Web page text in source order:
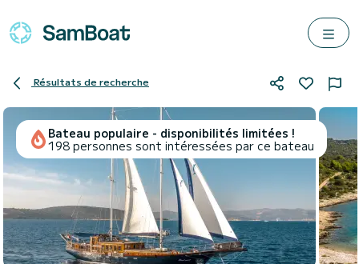
Résultats de recherche
Bateau populaire - disponibilités limitées !
198 personnes sont intéressées par ce bateau